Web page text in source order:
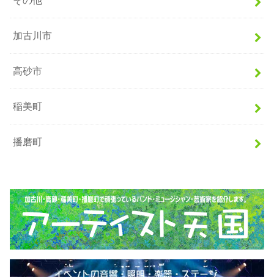
加古川市
高砂市
稲美町
播磨町